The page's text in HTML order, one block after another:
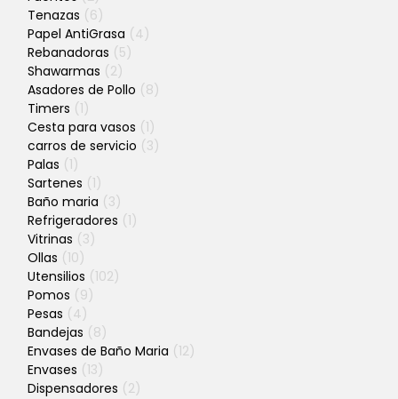
Tenazas (6)
Papel AntiGrasa (4)
Rebanadoras (5)
Shawarmas (2)
Asadores de Pollo (8)
Timers (1)
Cesta para vasos (1)
carros de servicio (3)
Palas (1)
Sartenes (1)
Baño maria (3)
Refrigeradores (1)
Vitrinas (3)
Ollas (10)
Utensilios (102)
Pomos (9)
Pesas (4)
Bandejas (8)
Envases de Baño Maria (12)
Envases (13)
Dispensadores (2)